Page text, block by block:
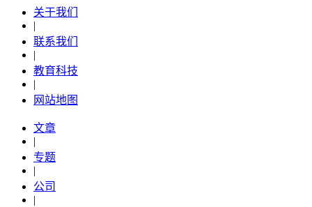
关于我们
|
联系我们
|
教育科技
|
网站地图
文章
|
专题
|
公司
|